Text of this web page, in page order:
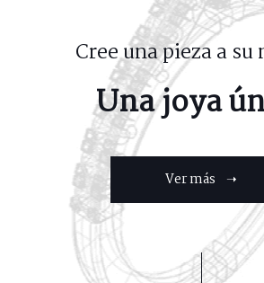
Cree una pieza a su
Una joya
Ver más ➝